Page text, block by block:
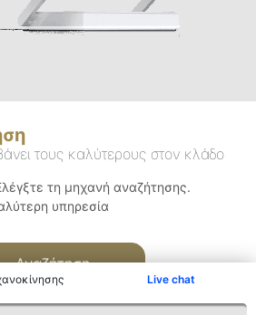
Live chat
τους καλύτερους στον κλάδο
τη μηχανή αναζήτησης.
υπηρεσία
Αναζήτηση